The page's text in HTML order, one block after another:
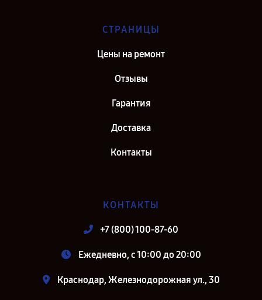
СТРАНИЦЫ
Цены на ремонт
Отзывы
Гарантия
Доставка
Контакты
КОНТАКТЫ
+7 (800) 100-87-60
Ежедневно, с 10:00 до 20:00
Краснодар, Железнодорожная ул., 30